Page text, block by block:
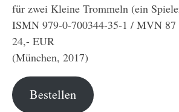
für zwei Kleine Trommeln (ein
ISMN 979-0-700344-35-1 / MVN 87
24,- EUR
(München, 2017)
Bestellen